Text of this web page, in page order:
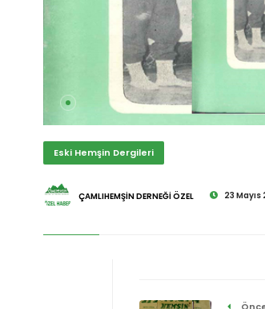
Eski Hemşin Dergileri
ÇAMLIHEMŞİN DERNEĞİ ÖZEL 23 Mayıs